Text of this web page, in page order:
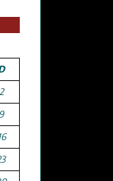
2
9